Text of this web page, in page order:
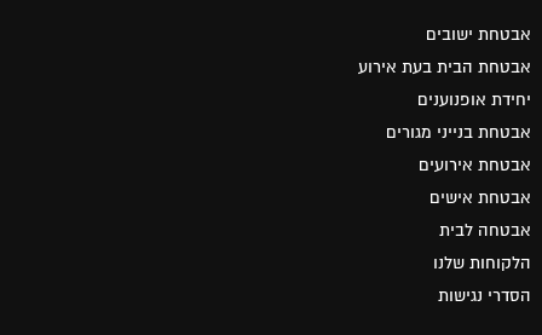
אבטחת ישובים
אבטחת הבית בעת אירוע
יחידת אופנוענים
אבטחת בנייני מגורים
אבטחת אירועים
אבטחת אישים
אבטחה לבית
הלקוחות שלנו
הסדרי נגישות